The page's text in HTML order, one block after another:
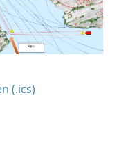
(.ics)